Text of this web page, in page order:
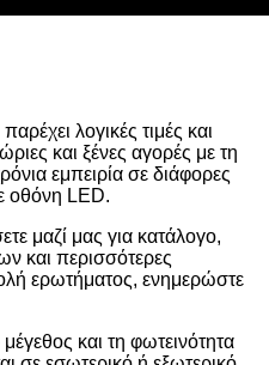
λογικές τιμές και
και ξένες αγορές με τη
εμπειρία σε διάφορες
οθόνη LED.
μαζί μας για κατάλογο,
και περισσότερες
ερωτήματος, ενημερώστε
και τη φωτεινότητα